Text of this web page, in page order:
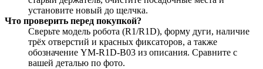
установите новый до щелчка.
Что проверить перед покупкой?
Сверьте модель робота (R1/R1D), форму дуги, наличие
трёх отверстий и красных фиксаторов, а также
обозначение YM-R1D-B03 из описания. Сравните с
вашей деталью по фото.